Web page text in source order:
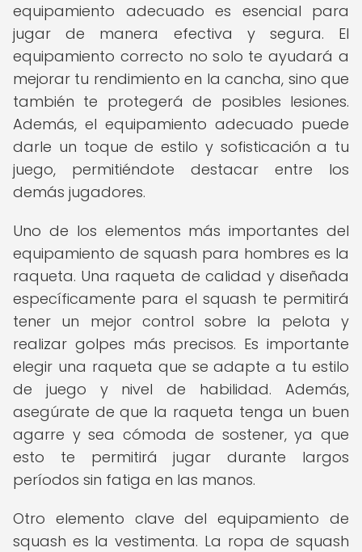
equipamiento adecuado es esencial para
jugar de manera efectiva y segura. El
equipamiento correcto no solo te ayudará a
mejorar tu rendimiento en la cancha, sino que
también te protegerá de posibles lesiones.
Además, el equipamiento adecuado puede
darle un toque de estilo y sofisticación a tu
juego, permitiéndote destacar entre los
demás jugadores.
Uno de los elementos más importantes del
equipamiento de squash para hombres es la
raqueta. Una raqueta de calidad y diseñada
específicamente para el squash te permitirá
tener un mejor control sobre la pelota y
realizar golpes más precisos. Es importante
elegir una raqueta que se adapte a tu estilo
de juego y nivel de habilidad. Además,
asegúrate de que la raqueta tenga un buen
agarre y sea cómoda de sostener, ya que
esto te permitirá jugar durante largos
períodos sin fatiga en las manos.
Otro elemento clave del equipamiento de
squash es la vestimenta. La ropa de squash